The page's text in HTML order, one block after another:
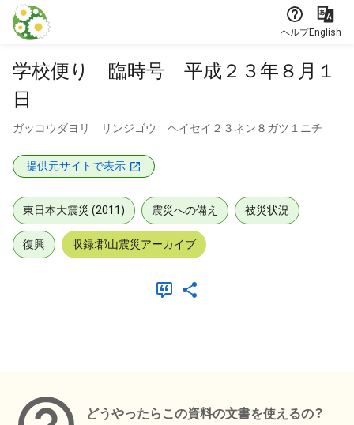
本文に飛ぶ
ヘルプEnglish
学校便り 臨時号 平成２３年８月１
日
ガッコウダヨリ リンジゴウ ヘイセイ２３ネン８ガツ１ニチ
提供元サイトで表示
東日本大震災 (2011) 震災への備え 被災状況
復興 収録:郡山震災アーカイブ
どうやったらこの資料の文書を使えるの？